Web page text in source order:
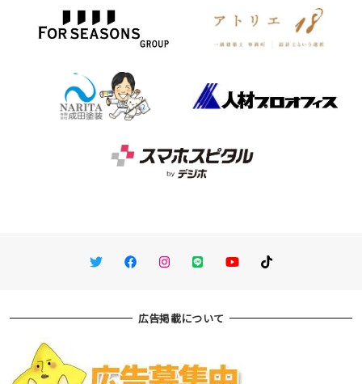
TwitterFacebookInstagram
LINE You TubeTikTok
広告掲載について